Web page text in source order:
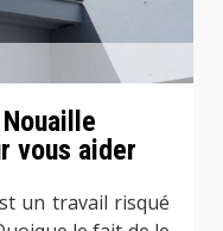
vous aider
un travail risqué